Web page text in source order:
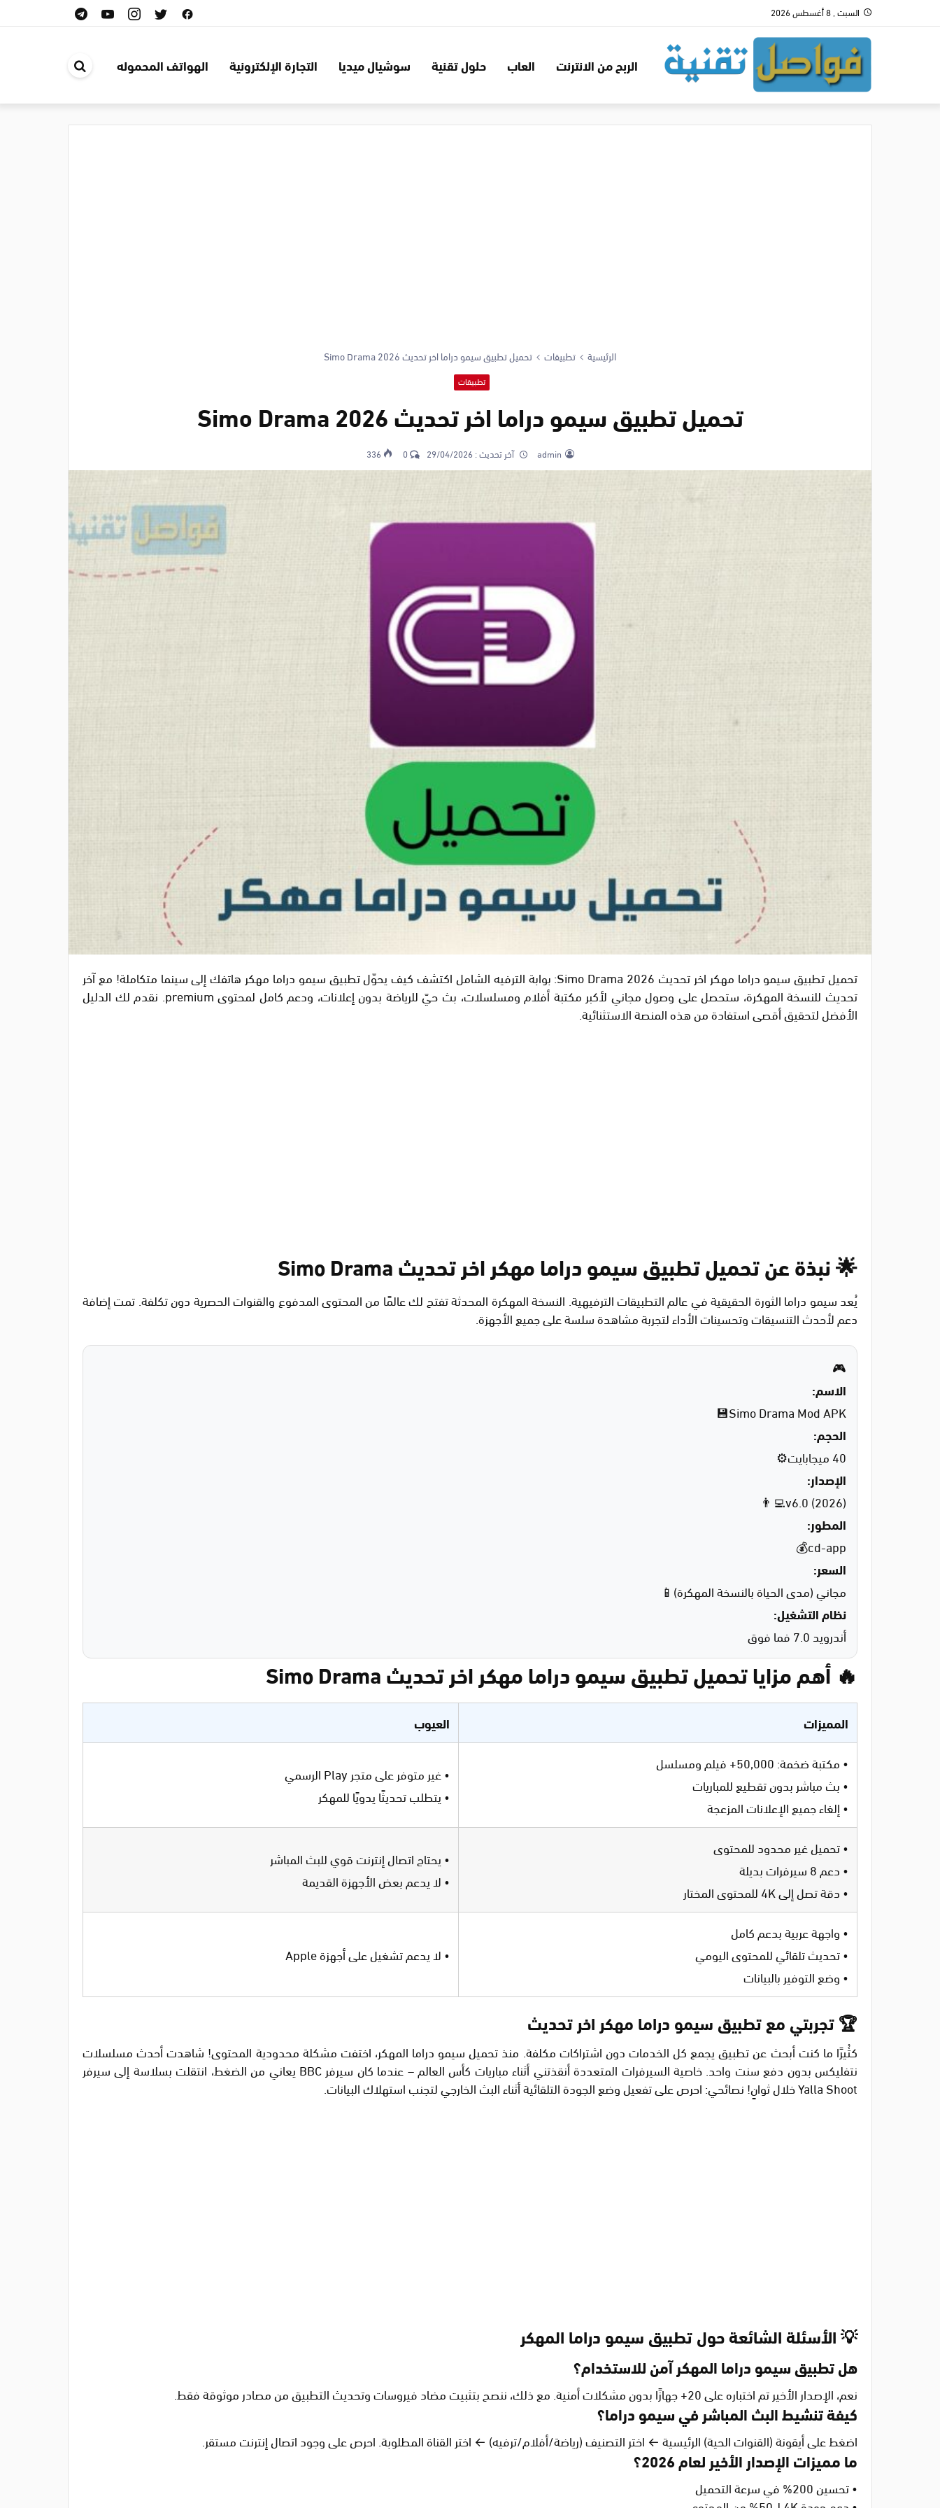
السبت , 8 أغسطس 2026
الربح من الانترنت العاب حلول تقنية سوشيال ميديا التجارة الإلكترونية الهواتف المحموله
الرئيسية تطبيقات تحميل تطبيق سيمو دراما اخر تحديث Simo Drama 2026
تطبيقات
تحميل تطبيق سيمو دراما اخر تحديث Simo Drama 2026
admin آخر تحديث :29/04/2026
0
336
تحميل تطبيق سيمو دراما مهكر اخر تحديث Simo Drama 2026: بوابة الترفيه الشامل اكتشف كيف يحوّل تطبيق سيمو دراما مهكر هاتفك إلى سينما متكاملة! مع آخر
تحديث للنسخة المهكرة، ستحصل على وصول مجاني لأكبر مكتبة أفلام ومسلسلات، بث حيّ للرياضة بدون إعلانات، ودعم كامل لمحتوى premium. نقدم لك الدليل
الأفضل لتحقيق أقصى استفادة من هذه المنصة الاستثنائية.
🌟 نبذة عن تحميل تطبيق سيمو دراما مهكر اخر تحديث Simo Drama
يُعد سيمو دراما الثورة الحقيقية في عالم التطبيقات الترفيهية. النسخة المهكرة المحدثة تفتح لك عالمًا من المحتوى المدفوع والقنوات الحصرية دون تكلفة. تمت إضافة
دعم لأحدث التنسيقات وتحسينات الأداء لتجربة مشاهدة سلسة على جميع الأجهزة.
🎮
الاسم:
Simo Drama Mod APK💾
الحجم:
40 ميجابايت⚙️
الإصدار:
v6.0 (2026)👨‍💻
المطور:
cd-app💰
السعر:
مجاني (مدى الحياة بالنسخة المهكرة)📱
نظام التشغيل:
أندرويد 7.0 فما فوق
🔥 أهم مزايا تحميل تطبيق سيمو دراما مهكر اخر تحديث Simo Drama
المميزات العيوب
• مكتبة ضخمة: 50,000+ فيلم ومسلسل
• بث مباشر بدون تقطيع للمباريات
• إلغاء جميع الإعلانات المزعجة
• غير متوفر على متجر Play الرسمي
• يتطلب تحديثًا يدويًا للمهكر
• تحميل غير محدود للمحتوى
• دعم 8 سيرفرات بديلة
• دقة تصل إلى 4K للمحتوى المختار
• يحتاج اتصال إنترنت قوي للبث المباشر
• لا يدعم بعض الأجهزة القديمة
• واجهة عربية بدعم كامل
• تحديث تلقائي للمحتوى اليومي
• وضع التوفير بالبيانات
• لا يدعم تشغيل على أجهزة Apple
🏆 تجربتي مع تطبيق سيمو دراما مهكر اخر تحديث
كثُيرًا ما كنت أبحث عن تطبيق يجمع كل الخدمات دون اشتراكات مكلفة. منذ تحميل سيمو دراما المهكر، اختفت مشكلة محدودية المحتوى! شاهدت أحدث مسلسلات
نتفليكس بدون دفع سنت واحد. خاصية السيرفرات المتعددة أنقذتني أثناء مباريات كأس العالم – عندما كان سيرفر BBC يعاني من الضغط، انتقلت بسلاسة إلى سيرفر
Yalla Shoot خلال ثوانٍ! نصائحي: احرص على تفعيل وضع الجودة التلقائية أثناء البث الخارجي لتجنب استهلاك البيانات.
💡 الأسئلة الشائعة حول تطبيق سيمو دراما المهكر
هل تطبيق سيمو دراما المهكر آمن للاستخدام؟
نعم، الإصدار الأخير تم اختباره على 20+ جهازًا بدون مشكلات أمنية. مع ذلك، ننصح بتثبيت مضاد فيروسات وتحديث التطبيق من مصادر موثوقة فقط.
كيفة تنشيط البث المباشر في سيمو دراما؟
اضغط على أيقونة (القنوات الحية) الرئيسية ← اختر التصنيف (رياضة/أفلام/ترفيه) ← اختر القناة المطلوبة. احرص على وجود اتصال إنترنت مستقر.
ما مميزات الإصدار الأخير لعام 2026؟
• تحسين 200% في سرعة التحميل